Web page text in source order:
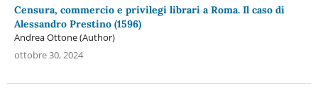
Censura, commercio e privilegi librari a Roma. Il caso di
Alessandro Prestino (1596)
Andrea Ottone (Author)
ottobre 30, 2024